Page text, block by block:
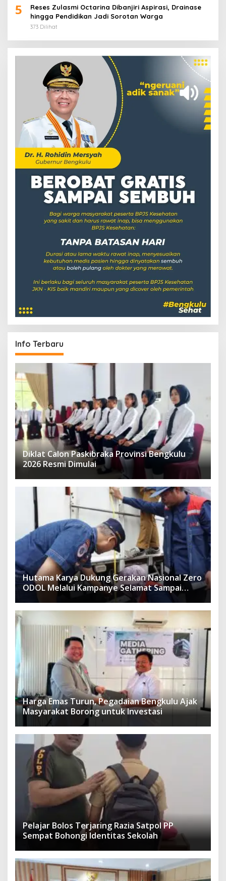
5
Reses Zulasmi Octarina Dibanjiri Aspirasi, Drainase
hingga Pendidikan Jadi Sorotan Warga
373 Dilihat
Info Terbaru
Diklat Calon Paskibraka Provinsi Bengkulu
2026 Resmi Dimulai
Hutama Karya Dukung Gerakan Nasional Zero
ODOL Melalui Kampanye Selamat Sampai
Harga Emas Turun, Pegadaian Bengkulu Ajak
Masyarakat Borong untuk Investasi
Pelajar Bolos Terjaring Razia Satpol PP
Sempat Bohongi Identitas Sekolah